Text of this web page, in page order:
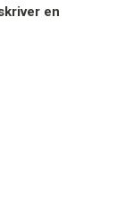
en